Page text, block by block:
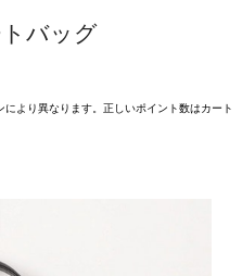
バッグ
より異なります。正しいポイント数はカート